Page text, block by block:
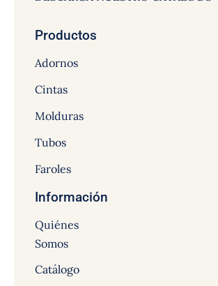
Productos
Adornos
Cintas
Molduras
Tubos
Faroles
Información
Quiénes
Somos
Catálogo